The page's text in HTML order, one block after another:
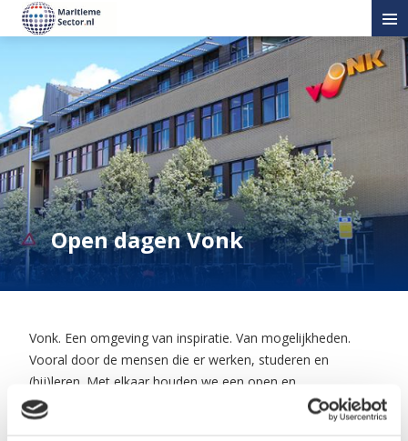
Open dagen Vonk
Vonk. Een omgeving van inspiratie. Van mogelijkheden.
Vooral door de mensen die er werken, studeren en
(bij)leren. Met elkaar houden we een open en
nieuwsgierige blik en ontdekken we waar onze krachten
liggen. Inspiratie van elkaar. Een vonk tussen mensen.